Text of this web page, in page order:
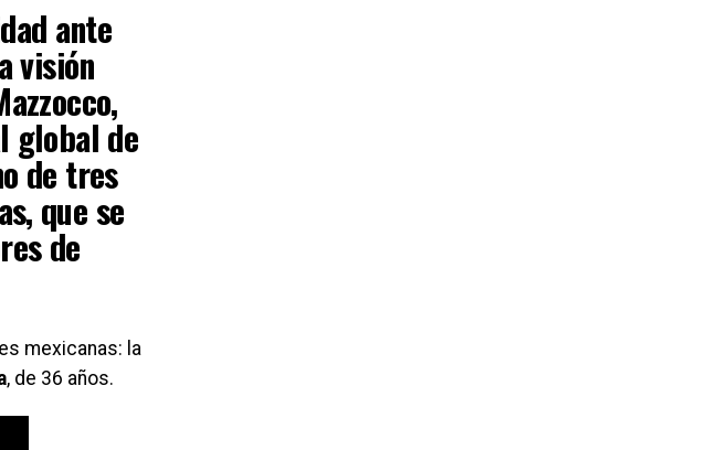
ante
visión
global de
de tres
que se
de
mexicanas: la
, de 36 años.